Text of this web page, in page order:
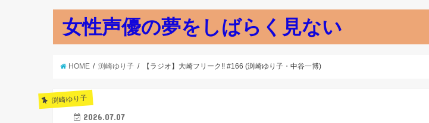
女性声優の夢をしばらく見ない
HOME 渕崎ゆり子 【ラジオ】大崎フリーク!! #166 (渕崎ゆり子・中谷一博)
渕崎ゆり子
2026.07.07